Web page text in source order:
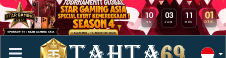
10
HR
03
JAM
11
MEN
01
DTK